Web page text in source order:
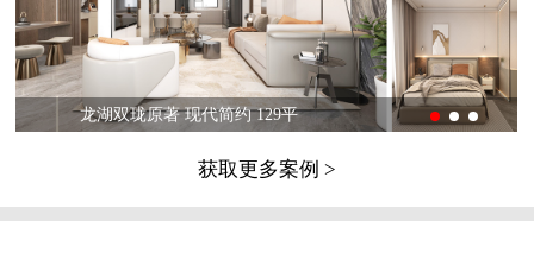
龙湖双珑原著 现代简约 129平
获取更多案例 >